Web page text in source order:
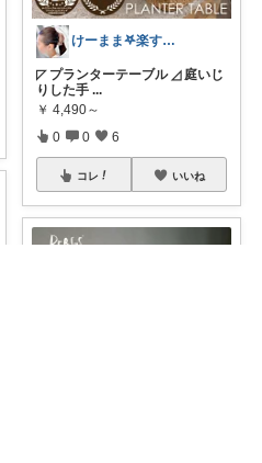
けーまま𖤐楽する家づくり☀︎*.｡
◸ プランターテーブル ◿ 庭いじ
りした手 ...
￥ 4,490～
0 0 6
コレ いいね